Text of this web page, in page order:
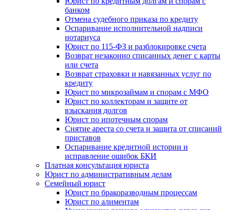
банком
Отмена судебного приказа по кредиту
Оспаривание исполнительной надписи
нотариуса
Юрист по 115-ФЗ и разблокировке счета
Возврат незаконно списанных денег с карты
или счета
Возврат страховки и навязанных услуг по
кредиту
Юрист по микрозаймам и спорам с МФО
Юрист по коллекторам и защите от
взыскания долгов
Юрист по ипотечным спорам
Снятие ареста со счета и защита от списаний
приставов
Оспаривание кредитной истории и
исправление ошибок БКИ
Платная консультация юриста
Юрист по административным делам
Семейный юрист
Юрист по бракоразводным процессам
Юрист по алиментам